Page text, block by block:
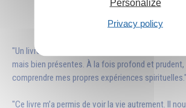
Avis de lecteurs
"Un livre fascinant qui m’a ouvert les yeux sur
mais bien présentes. À la fois profond et prudent,
comprendre mes propres expériences
"Ce livre m’a permis de voir la vie autrement. Il
Personalize
Privacy policy